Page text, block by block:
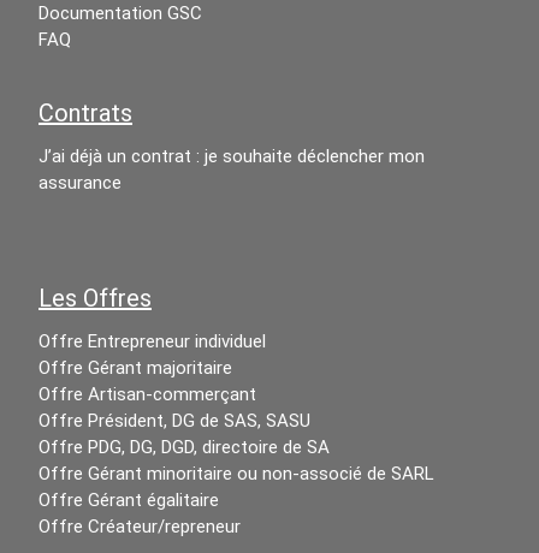
Documentation GSC
FAQ
Contrats
J’ai déjà un contrat : je souhaite déclencher mon
assurance
Les Offres
Offre Entrepreneur individuel
Offre Gérant majoritaire
Offre Artisan-commerçant
Offre Président, DG de SAS, SASU
Offre PDG, DG, DGD, directoire de SA
Offre Gérant minoritaire ou non-associé de SARL
Offre Gérant égalitaire
Offre Créateur/repreneur